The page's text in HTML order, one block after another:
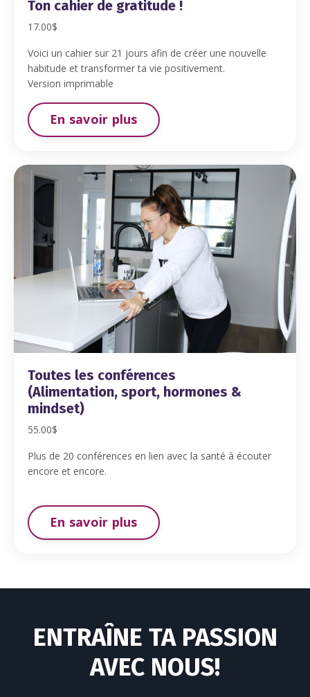
Ton cahier de gratitude !
17.00$
Voici un cahier sur 21 jours afin de créer une nouvelle
habitude et transformer ta vie positivement.
Version imprimable
En savoir plus
Toutes les conférences
(Alimentation, sport, hormones &
mindset)
55.00$
Plus de 20 conférences en lien avec la santé à écouter
encore et encore.
En savoir plus
ENTRAÎNE TA PASSION
AVEC NOUS!